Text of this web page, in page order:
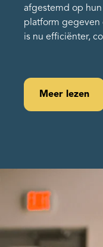
afgestemd op
platform gegeven
is nu efficiënter,
Meer lezen